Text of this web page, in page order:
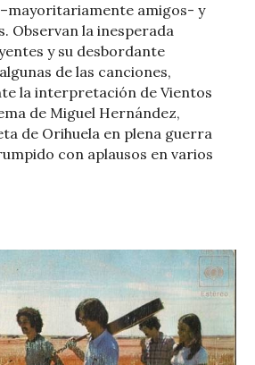
–mayoritariamente amigos- y
Observan la inesperada
y su desbordante
de las canciones,
la interpretación de Vientos
de Miguel Hernández,
de Orihuela en plena guerra
con aplausos en varios